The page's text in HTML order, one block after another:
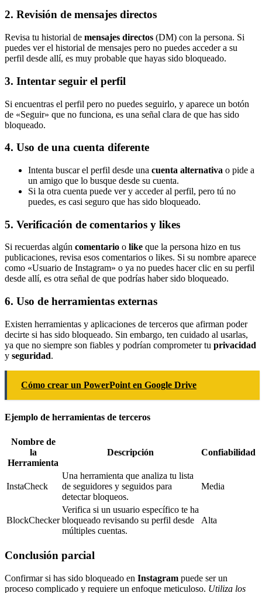
2. Revisión de mensajes directos
Revisa tu historial de mensajes directos (DM) con la persona. Si
puedes ver el historial de mensajes pero no puedes acceder a su
perfil desde allí, es muy probable que hayas sido bloqueado.
3. Intentar seguir el perfil
Si encuentras el perfil pero no puedes seguirlo, y aparece un botón
de «Seguir» que no funciona, es una señal clara de que has sido
bloqueado.
4. Uso de una cuenta diferente
Intenta buscar el perfil desde una cuenta alternativa o pide a
un amigo que lo busque desde su cuenta.
Si la otra cuenta puede ver y acceder al perfil, pero tú no
puedes, es casi seguro que has sido bloqueado.
5. Verificación de comentarios y likes
Si recuerdas algún comentario o like que la persona hizo en tus
publicaciones, revisa esos comentarios o likes. Si su nombre aparece
como «Usuario de Instagram» o ya no puedes hacer clic en su perfil
desde allí, es otra señal de que podrías haber sido bloqueado.
6. Uso de herramientas externas
Existen herramientas y aplicaciones de terceros que afirman poder
decirte si has sido bloqueado. Sin embargo, ten cuidado al usarlas,
ya que no siempre son fiables y podrían comprometer tu privacidad
y seguridad.
Cómo crear un PowerPoint en Google Drive
Ejemplo de herramientas de terceros
Nombre de
la
Herramienta
Descripción Confiabilidad
InstaCheck
Una herramienta que analiza tu lista
de seguidores y seguidos para
detectar bloqueos.
Media
BlockChecker
Verifica si un usuario específico te ha
bloqueado revisando su perfil desde
múltiples cuentas.
Alta
Conclusión parcial
Confirmar si has sido bloqueado en Instagram puede ser un
proceso complicado y requiere un enfoque meticuloso. Utiliza los